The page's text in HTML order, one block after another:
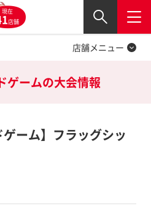
現在
店舗 閉じる
店舗メニュー
ゲームの大会情報
ゲーム】フラッグシッ